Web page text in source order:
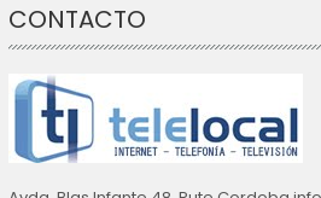
CONTACTO